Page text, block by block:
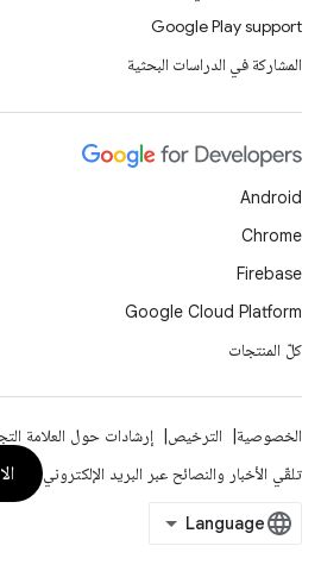
Google Play support
المشاركة في الدراسات البحثية
Android
Chrome
Firebase
Google Cloud Platform
كلّ المنتجات
الخصوصية الترخيص إرشادات حول العلامة
تلقّي الأخبار والنصائح عبر البريد الإلكتروني